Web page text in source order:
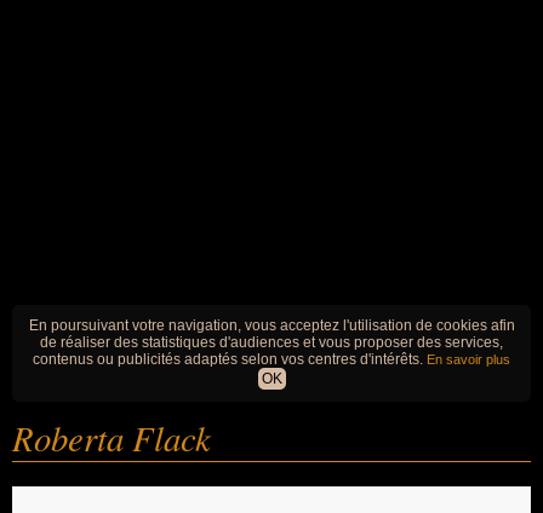
En poursuivant votre navigation, vous acceptez l'utilisation de cookies afin
de réaliser des statistiques d'audiences et vous proposer des services,
contenus ou publicités adaptés selon vos centres d'intérêts. En savoir plus
OK
Roberta Flack